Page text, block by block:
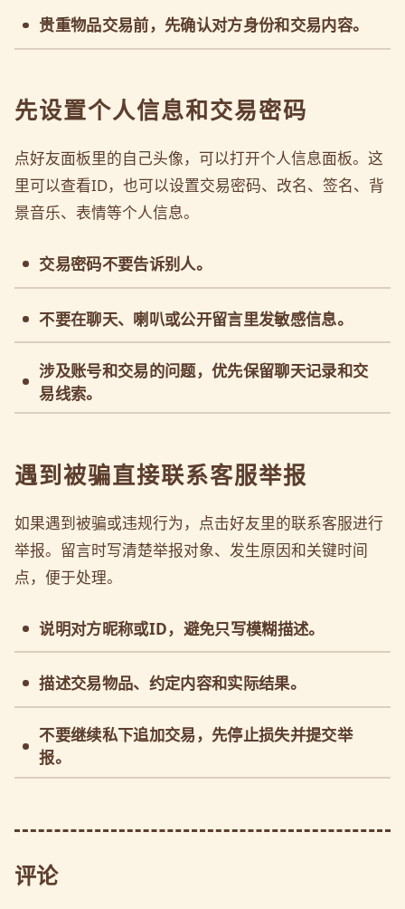
贵重物品交易前，先确认对方身份和交易内容。
先设置个人信息和交易密码
点好友面板里的自己头像，可以打开个人信息面板。这
里可以查看ID，也可以设置交易密码、改名、签名、背
景音乐、表情等个人信息。
交易密码不要告诉别人。
不要在聊天、喇叭或公开留言里发敏感信息。
涉及账号和交易的问题，优先保留聊天记录和交
易线索。
遇到被骗直接联系客服举报
如果遇到被骗或违规行为，点击好友里的联系客服进行
举报。留言时写清楚举报对象、发生原因和关键时间
点，便于处理。
说明对方昵称或ID，避免只写模糊描述。
描述交易物品、约定内容和实际结果。
不要继续私下追加交易，先停止损失并提交举
报。
评论